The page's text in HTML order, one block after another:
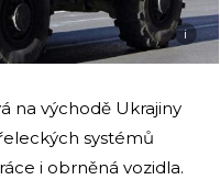
i
na východě Ukrajiny
systémů
i obrněná vozidla.